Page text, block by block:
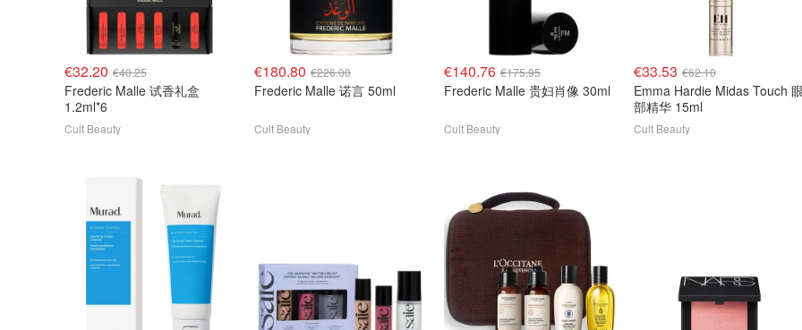
€32.20 €40.25
Frederic Malle 试香礼盒
1.2ml*6
Cult Beauty
€180.80 €226.00
Frederic Malle 诺言 50ml
Cult Beauty
€140.76 €175.95
Frederic Malle 贵妇肖像 30ml
Cult Beauty
€33.53 €62.10
Emma Hardie Midas Touch
部精华 15ml
Cult Beauty